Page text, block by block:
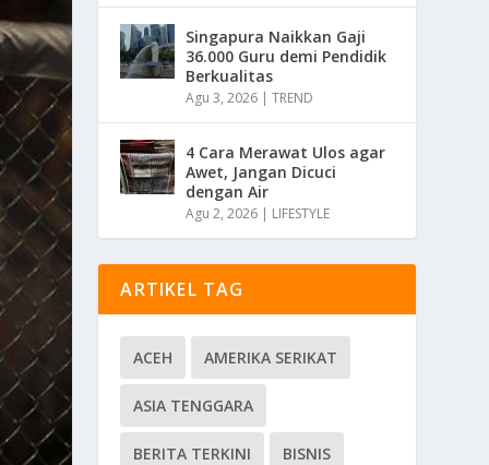
Singapura Naikkan Gaji
36.000 Guru demi Pendidik
Berkualitas
Agu 3, 2026 |TREND
4 Cara Merawat Ulos agar
Awet, Jangan Dicuci
dengan Air
Agu 2, 2026 | LIFESTYLE
ARTIKEL TAG
ACEH AMERIKA SERIKAT
ASIA TENGGARA
BERITA TERKINI BISNIS